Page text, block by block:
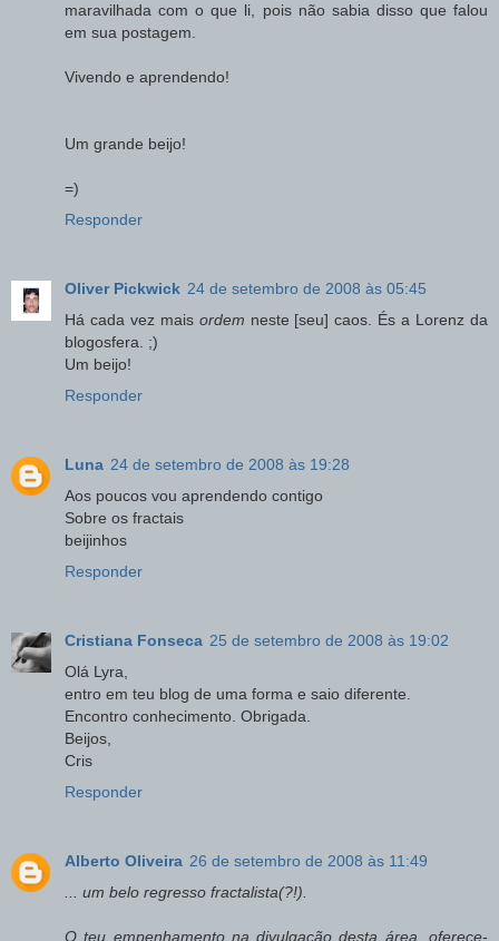
maravilhada com o que li, pois não sabia disso que falou
em sua postagem.
Vivendo e aprendendo!
Um grande beijo!
=)
Responder
Oliver Pickwick 24 de setembro de 2008 às 05:45
Há cada vez mais ordem neste [seu] caos. És a Lorenz da
blogosfera. ;)
Um beijo!
Responder
Luna 24 de setembro de 2008 às 19:28
Aos poucos vou aprendendo contigo
Sobre os fractais
beijinhos
Responder
Cristiana Fonseca 25 de setembro de 2008 às 19:02
Olá Lyra,
entro em teu blog de uma forma e saio diferente.
Encontro conhecimento. Obrigada.
Beijos,
Cris
Responder
Alberto Oliveira 26 de setembro de 2008 às 11:49
... um belo regresso fractalista(?!).
O teu empenhamento na divulgação desta área, oferece-